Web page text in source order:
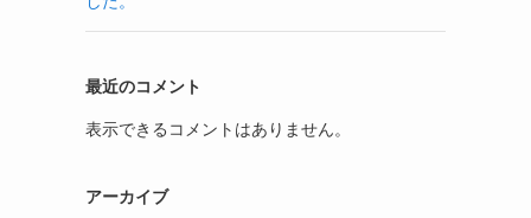
最近のコメント
表示できるコメントはありません。
アーカイブ